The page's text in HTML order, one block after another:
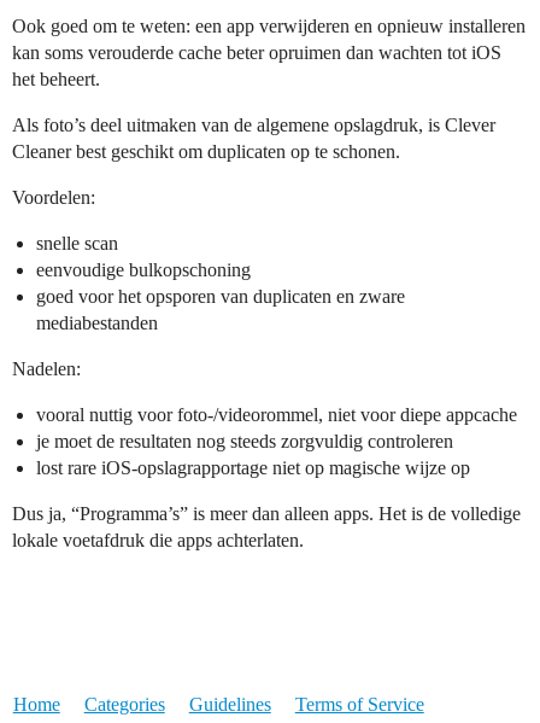
Ook goed om te weten: een app verwijderen en opnieuw installeren
kan soms verouderde cache beter opruimen dan wachten tot iOS
het beheert.
Als foto’s deel uitmaken van de algemene opslagdruk, is Clever
Cleaner best geschikt om duplicaten op te schonen.
Voordelen:
snelle scan
eenvoudige bulkopschoning
goed voor het opsporen van duplicaten en zware
mediabestanden
Nadelen:
vooral nuttig voor foto-/videorommel, niet voor diepe appcache
je moet de resultaten nog steeds zorgvuldig controleren
lost rare iOS-opslagrapportage niet op magische wijze op
Dus ja, “Programma’s” is meer dan alleen apps. Het is de volledige
lokale voetafdruk die apps achterlaten.
Home Categories Guidelines Terms of Service